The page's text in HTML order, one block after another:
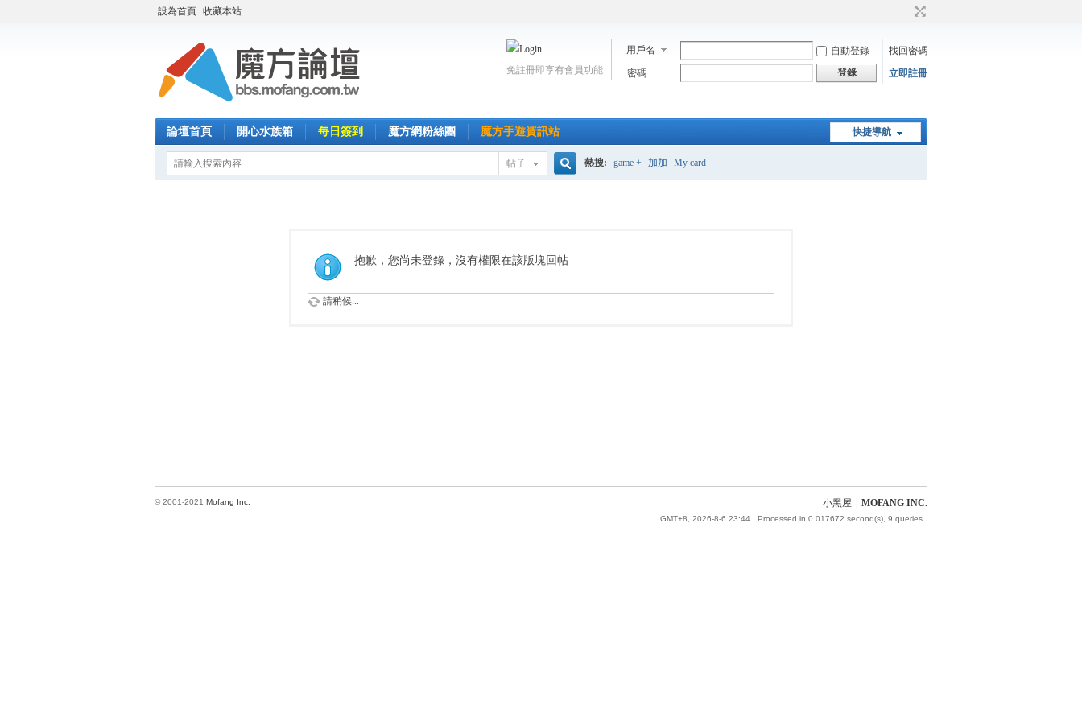
設為首頁 收藏本站
用戶名 自動登錄
找回密碼
密碼
登錄 立即註冊
免註冊即享有會員功能
快捷導航
論壇首頁 開心水族箱 每日簽到 魔方網粉絲團 魔方手遊資訊站
帖子
索
熱搜: game + 加加 My card
抱歉，您尚未登錄，沒有權限在該版塊回帖
請稍候...
小黑屋 MOFANG INC.
GMT+8, 2026-8-6 23:44 , Processed in 0.017672 second(s), 9 queries .
© 2001-2021 Mofang Inc.